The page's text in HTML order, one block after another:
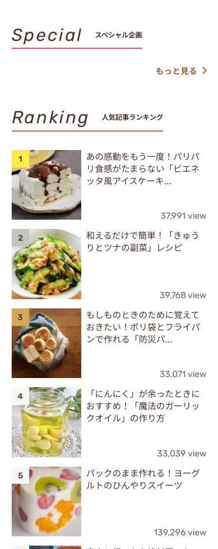
Special スペシャル企画
もっと見る
Ranking 人気記事ランキング
あの感動をもう一度！パリパ
リ食感がたまらない「ビエネ
ッタ風アイスケーキ...
37,991 view
和えるだけで簡単！「きゅう
りとツナの副菜」レシピ
39,768 view
もしものときのために覚えて
おきたい！ポリ袋とフライパ
ンで作れる「防災パ...
33,071 view
「にんにく」が余ったときに
おすすめ！「魔法のガーリッ
クオイル」の作り方
33,039 view
パックのまま作れる！ヨーグ
ルトのひんやりスイーツ
139,296 view